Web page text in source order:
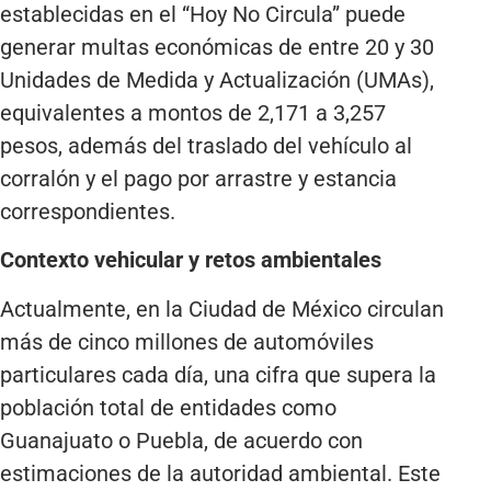
establecidas en el “Hoy No Circula” puede
generar multas económicas de entre 20 y 30
Unidades de Medida y Actualización (UMAs),
equivalentes a montos de 2,171 a 3,257
pesos, además del traslado del vehículo al
corralón y el pago por arrastre y estancia
correspondientes.
Contexto vehicular y retos ambientales
Actualmente, en la Ciudad de México circulan
más de cinco millones de automóviles
particulares cada día, una cifra que supera la
población total de entidades como
Guanajuato o Puebla, de acuerdo con
estimaciones de la autoridad ambiental. Este